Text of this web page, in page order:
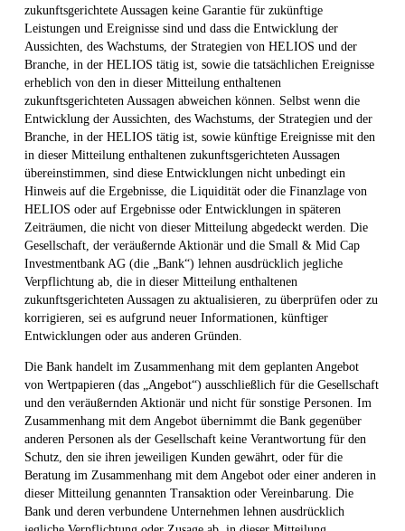
zukunftsgerichtete Aussagen keine Garantie für zukünftige
Leistungen und Ereignisse sind und dass die Entwicklung der
Aussichten, des Wachstums, der Strategien von HELIOS und der
Branche, in der HELIOS tätig ist, sowie die tatsächlichen Ereignisse
erheblich von den in dieser Mitteilung enthaltenen
zukunftsgerichteten Aussagen abweichen können. Selbst wenn die
Entwicklung der Aussichten, des Wachstums, der Strategien und der
Branche, in der HELIOS tätig ist, sowie künftige Ereignisse mit den
in dieser Mitteilung enthaltenen zukunftsgerichteten Aussagen
übereinstimmen, sind diese Entwicklungen nicht unbedingt ein
Hinweis auf die Ergebnisse, die Liquidität oder die Finanzlage von
HELIOS oder auf Ergebnisse oder Entwicklungen in späteren
Zeiträumen, die nicht von dieser Mitteilung abgedeckt werden. Die
Gesellschaft, der veräußernde Aktionär und die Small & Mid Cap
Investmentbank AG (die „Bank“) lehnen ausdrücklich jegliche
Verpflichtung ab, die in dieser Mitteilung enthaltenen
zukunftsgerichteten Aussagen zu aktualisieren, zu überprüfen oder zu
korrigieren, sei es aufgrund neuer Informationen, künftiger
Entwicklungen oder aus anderen Gründen.
Die Bank handelt im Zusammenhang mit dem geplanten Angebot
von Wertpapieren (das „Angebot“) ausschließlich für die Gesellschaft
und den veräußernden Aktionär und nicht für sonstige Personen. Im
Zusammenhang mit dem Angebot übernimmt die Bank gegenüber
anderen Personen als der Gesellschaft keine Verantwortung für den
Schutz, den sie ihren jeweiligen Kunden gewährt, oder für die
Beratung im Zusammenhang mit dem Angebot oder einer anderen in
dieser Mitteilung genannten Transaktion oder Vereinbarung. Die
Bank und deren verbundene Unternehmen lehnen ausdrücklich